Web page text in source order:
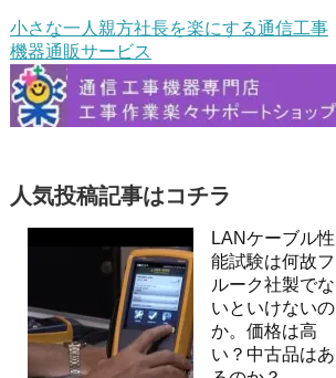
小さな一人親方社長を楽にする通信工事
機器通販サービス
人気投稿記事はコチラ
LANケーブル性
能試験は何故フ
ルーク社製でな
いといけないの
か。価格は高
い？中古品はあ